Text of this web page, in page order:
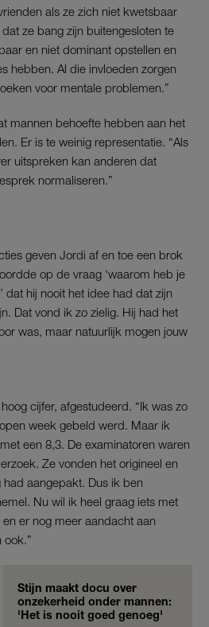
als ze zich niet kwetsbaar
ze bang zijn buitengesloten te
en niet dominant opstellen en
hebben. Al die invloeden zorgen
voor mentale problemen.”
mannen behoefte hebben aan het
Er is te weinig representatie. “Als
uitspreken kan anderen dat
normaliseren.”
geven Jordi af en toe een brok
op de vraag ‘waarom heb je
dat hij nooit het idee had dat zijn
Dat vond ik zo zielig. Hij had het
was, maar natuurlijk mogen jouw
cijfer, afgestudeerd. “Ik was zo
week gebeld werd. Maar ik
een 8,3. De examinatoren waren
Ze vonden het origineel en
aangepakt. Dus ik ben
Nu wil ik heel graag iets met
er nog meer aandacht aan
ook.”
Stijn maakt docu over
onzekerheid onder mannen:
'Het is nooit goed genoeg'